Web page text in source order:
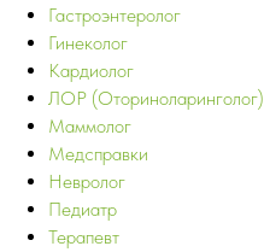
Гастроэнтеролог
Гинеколог
Кардиолог
ЛОР (Оториноларинголог)
Маммолог
Медсправки
Невролог
Педиатр
Терапевт